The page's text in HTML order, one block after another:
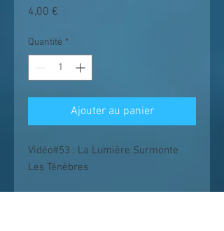
4,00 €
Quantité *
Ajouter au panier
Vidéo#53 : La Lumière Surmonte
Les Ténèbres